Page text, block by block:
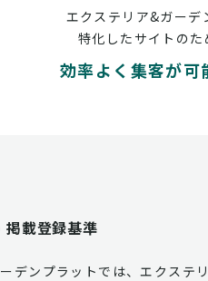
エクステリア&ガーデ
特化したサイトのた
効率よく集客が可
掲載登録基準
デンプラットでは、エクステ